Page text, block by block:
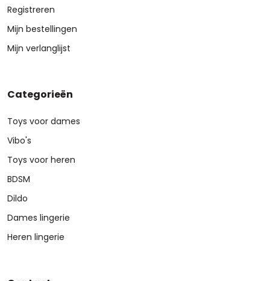
Registreren
Mijn bestellingen
Mijn verlanglijst
Categorieën
Toys voor dames
Vibo's
Toys voor heren
BDSM
Dildo
Dames lingerie
Heren lingerie